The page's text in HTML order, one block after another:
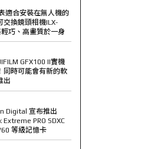
適合安裝在無人機的
交換鏡頭相機ILX-
輕巧、高畫質於一身
GFX100 II實機
同時可能會有新的軟
出
Digital 宣布推出
Extreme PRO SDXC
等級記憶卡